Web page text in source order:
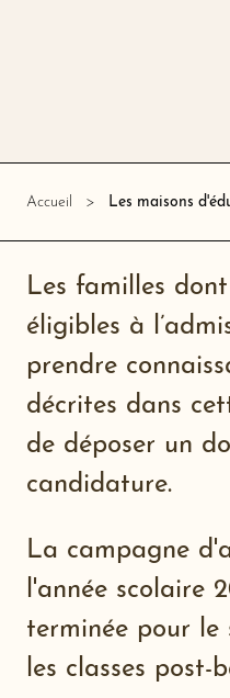
Accueil Les maisons
Les familles
éligibles à
prendre
décrites dans
de déposer un
candidature.
La campagne
l'année scolaire
terminée pour le
les classes post-